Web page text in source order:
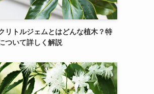
リトルジェムとはどんな植木？特
ついて詳しく解説